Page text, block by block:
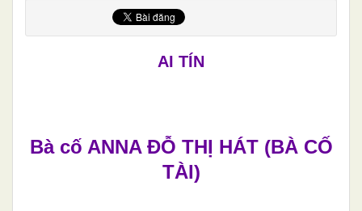
AI TÍN
Bà cố ANNA ĐỖ THỊ HÁT (BÀ CỐ
TÀI)